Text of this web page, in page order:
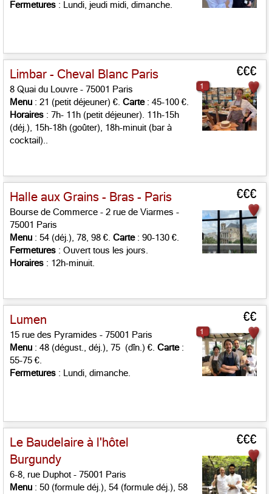
Fermetures : Lundi, jeudi midi, dimanche.
Limbar - Cheval Blanc Paris €€€
8 Quai du Louvre - 75001 Paris
Menu : 21 (petit déjeuner) €. Carte: 45-100 €.
Horaires : 7h- 11h (petit déjeuner). 11h-15h
(déj.), 15h-18h (goûter), 18h-minuit (bar à
cocktail)..
1
Halle aux Grains - Bras - Paris €€€
Bourse de Commerce - 2 rue de Viarmes -
75001 Paris
Menu : 54 (déj.), 78, 98 €. Carte: 90-130 €.
Fermetures : Ouvert tous les jours.
Horaires : 12h-minuit.
Lumen €€
15 rue des Pyramides - 75001 Paris
Menu : 48 (dégust., déj.), 75 (dîn.) €. Carte:
55-75 €.
Fermetures : Lundi, dimanche.
1
Le Baudelaire à l'hôtel
Burgundy
€€€
6-8, rue Duphot - 75001 Paris
Menu : 50 (formule déj.), 54 (formule déj.), 58